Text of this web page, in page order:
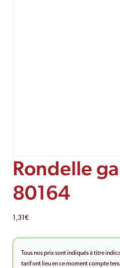
Rondelle
80164
1,31€
Tous nos prix sont indiqués à titre
tarif ont lieu en ce moment compte